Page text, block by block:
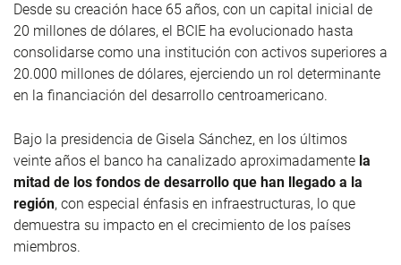
Desde su creación hace 65 años, con un capital inicial de
20 millones de dólares, el BCIE ha evolucionado hasta
consolidarse como una institución con activos superiores a
20.000 millones de dólares, ejerciendo un rol determinante
en la financiación del desarrollo centroamericano.
Bajo la presidencia de Gisela Sánchez, en los últimos
veinte años el banco ha canalizado aproximadamente la
mitad de los fondos de desarrollo que han llegado a la
región, con especial énfasis en infraestructuras, lo que
demuestra su impacto en el crecimiento de los países
miembros.